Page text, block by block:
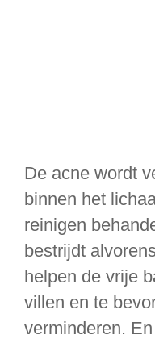
De acne wordt
binnen het
reinigen
bestrijdt
helpen de vrije
villen en te
verminderen.